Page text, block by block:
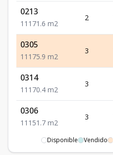
0213
1 1 1 71.6 m2
2
0305
1 1 1 75.9 m2
3
0314
1 1 1 70.4 m2
3
0306
1 1 1 51.7 m2
3
Disponible Vendido